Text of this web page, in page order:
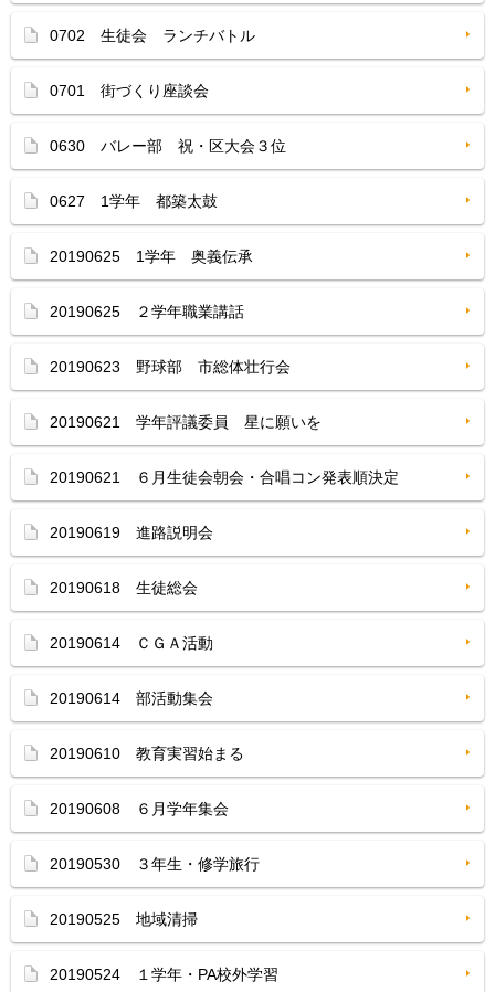
0702 生徒会 ランチバトル
0701 街づくり座談会
0630 バレー部 祝・区大会３位
0627 1学年 都築太鼓
20190625 1学年 奥義伝承
20190625 ２学年職業講話
20190623 野球部 市総体壮行会
20190621 学年評議委員 星に願いを
20190621 ６月生徒会朝会・合唱コン発表順決定
20190619 進路説明会
20190618 生徒総会
20190614 ＣＧＡ活動
20190614 部活動集会
20190610 教育実習始まる
20190608 ６月学年集会
20190530 ３年生・修学旅行
20190525 地域清掃
20190524 １学年・PA校外学習